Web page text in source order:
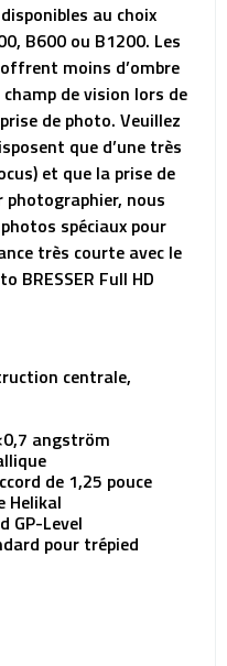
au choix
B600 ou B1200. Les
moins d’ombre
de vision lors de
de photo. Veuillez
que d’une très
et que la prise de
nous
spéciaux pour
très courte avec le
BRESSER Full HD
centrale,
angström
de 1,25 pouce
Helikal
GP-Level
pour trépied